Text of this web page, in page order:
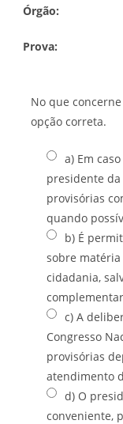
Órgão:
Prova:
No que
opção correta.
a) Em
presidente
provisórias
quando
b) É
sobre
cidadania,
c) A
Congresso
provisórias
atendimento
d) O
conveniente,